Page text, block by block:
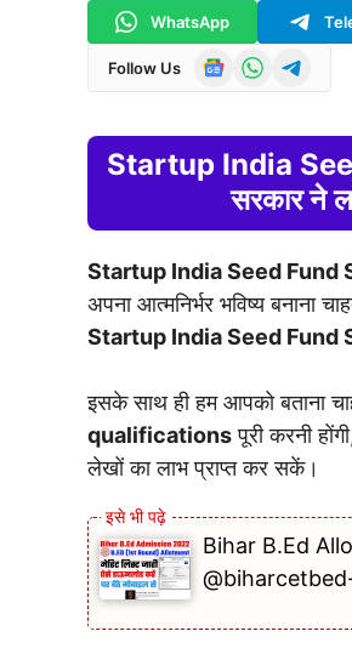
WhatsApp
Follow Us
Startup India
सरकार ने
Startup India Seed Fund
अपना आत्मनिर्भर भविष्य बनाना
Startup India Seed Fund
इसके साथ ही हम आपको बताना
qualificationsपूरी करनी
लेखों का लाभ प्राप्त कर सकें।
Bihar B.Ed